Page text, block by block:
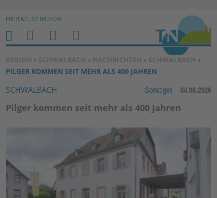
Zum Inhalt springen ↓
FREITAG, 07.08.2026
SIE BEFINDEN SICH HIER:
REGION › SCHWALBACH › NACHRICHTEN › SCHWALBACH ›
PILGER KOMMEN SEIT MEHR ALS 400 JAHREN
SCHWALBACH Sonstiges 04.06.2026
Pilger kommen seit mehr als 400 Jahren
H
O
M
E
M
E
N
U
S
U
C
H
E
N
B
E
N
Z
U
N
TI